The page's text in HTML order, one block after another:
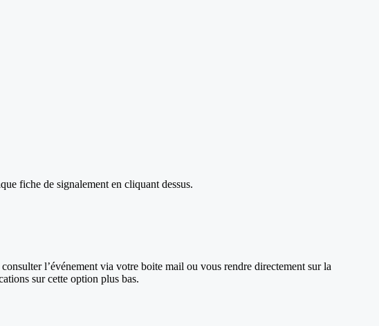
fiche de signalement en cliquant dessus.
l’événement via votre boite mail ou vous rendre directement sur la
sur cette option plus bas.